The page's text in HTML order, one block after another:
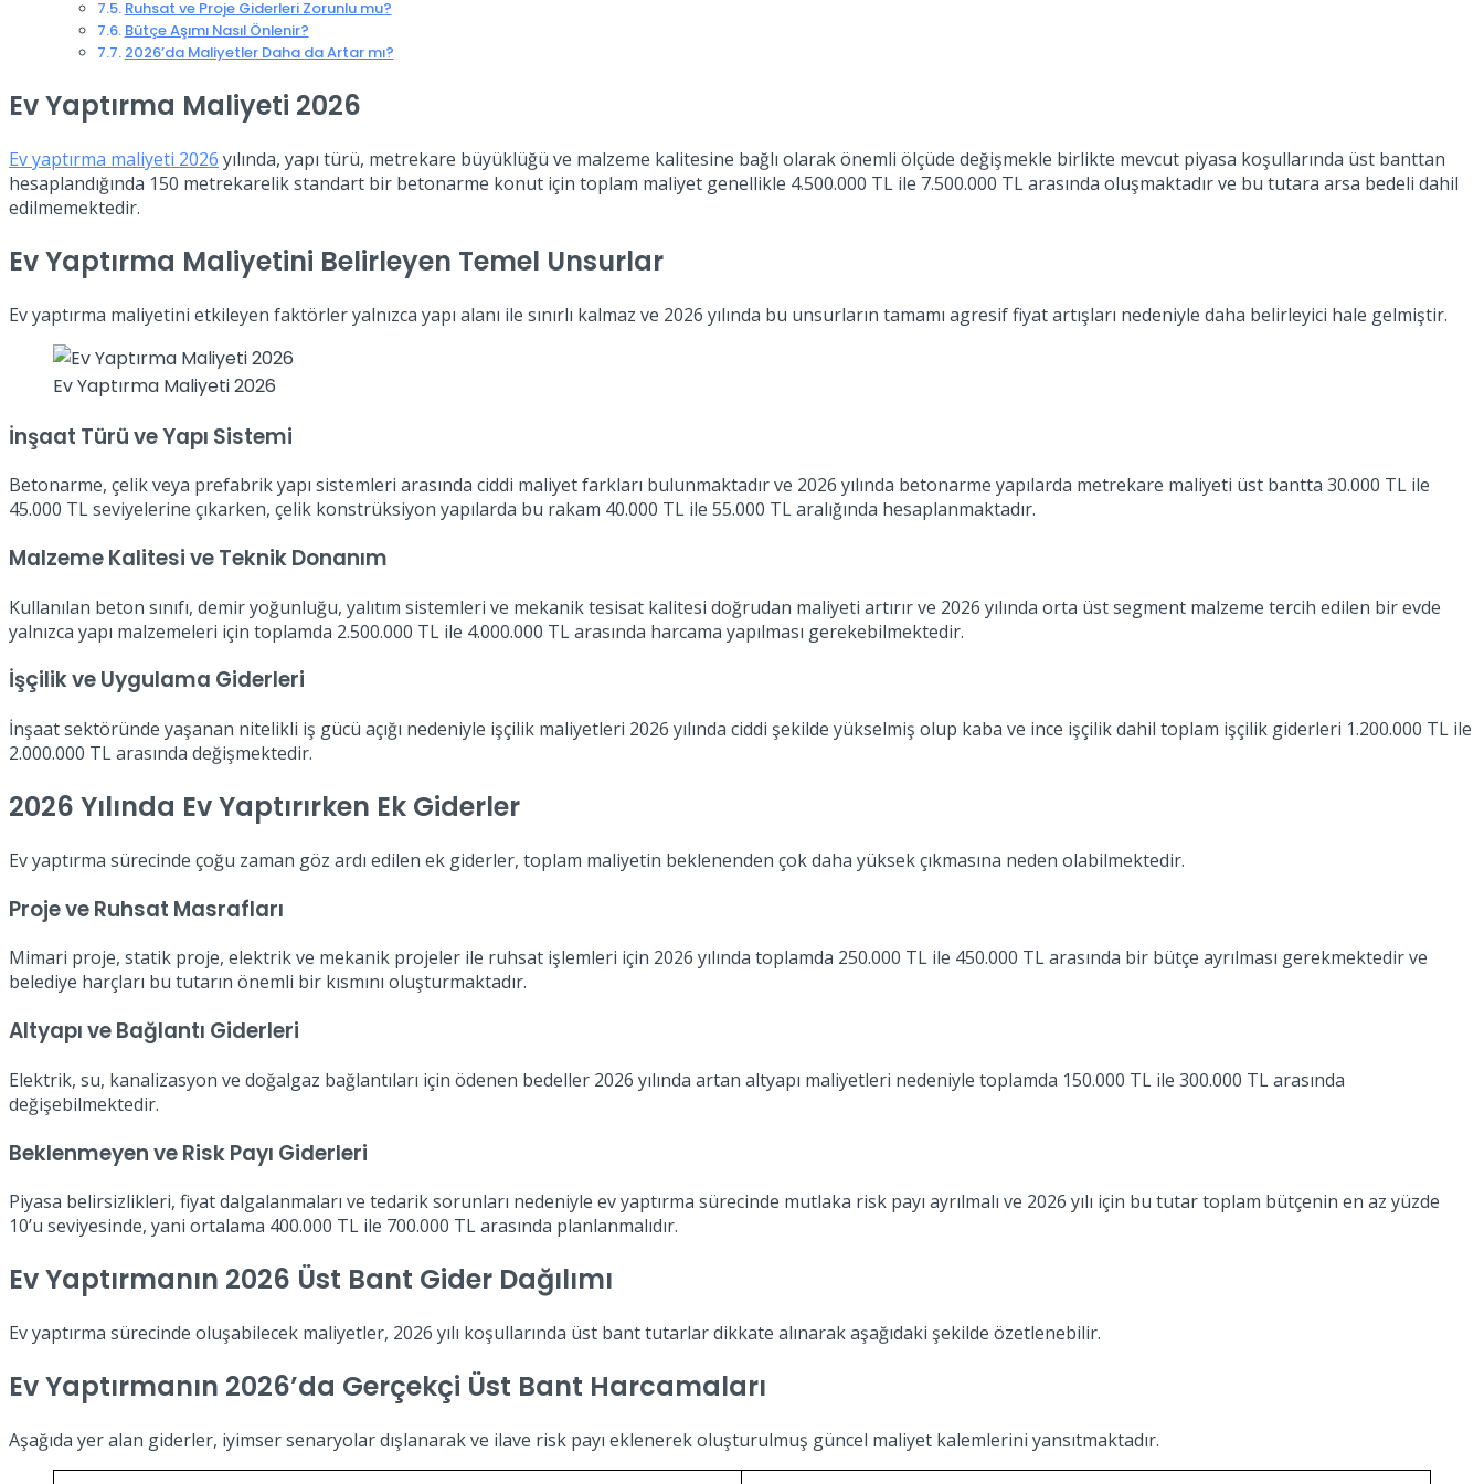
Ruhsat ve Proje Giderleri Zorunlu mu?
Bütçe Aşımı Nasıl Önlenir?
2026’da Maliyetler Daha da Artar mı?
Ev Yaptırma Maliyeti 2026
Ev yaptırma maliyeti 2026 yılında, yapı türü, metrekare büyüklüğü ve malzeme kalitesine bağlı olarak önemli ölçüde değişmekle birlikte mevcut piyasa koşullarında üst banttan
hesaplandığında 150 metrekarelik standart bir betonarme konut için toplam maliyet genellikle 4.500.000 TL ile 7.500.000 TL arasında oluşmaktadır ve bu tutara arsa bedeli dahil
edilmemektedir.
Ev Yaptırma Maliyetini Belirleyen Temel Unsurlar
Ev yaptırma maliyetini etkileyen faktörler yalnızca yapı alanı ile sınırlı kalmaz ve 2026 yılında bu unsurların tamamı agresif fiyat artışları nedeniyle daha belirleyici hale gelmiştir.
Ev Yaptırma Maliyeti 2026
İnşaat Türü ve Yapı Sistemi
Betonarme, çelik veya prefabrik yapı sistemleri arasında ciddi maliyet farkları bulunmaktadır ve 2026 yılında betonarme yapılarda metrekare maliyeti üst bantta 30.000 TL ile
45.000 TL seviyelerine çıkarken, çelik konstrüksiyon yapılarda bu rakam 40.000 TL ile 55.000 TL aralığında hesaplanmaktadır.
Malzeme Kalitesi ve Teknik Donanım
Kullanılan beton sınıfı, demir yoğunluğu, yalıtım sistemleri ve mekanik tesisat kalitesi doğrudan maliyeti artırır ve 2026 yılında orta üst segment malzeme tercih edilen bir evde
yalnızca yapı malzemeleri için toplamda 2.500.000 TL ile 4.000.000 TL arasında harcama yapılması gerekebilmektedir.
İşçilik ve Uygulama Giderleri
İnşaat sektöründe yaşanan nitelikli iş gücü açığı nedeniyle işçilik maliyetleri 2026 yılında ciddi şekilde yükselmiş olup kaba ve ince işçilik dahil toplam işçilik giderleri 1.200.000 TL ile
2.000.000 TL arasında değişmektedir.
2026 Yılında Ev Yaptırırken Ek Giderler
Ev yaptırma sürecinde çoğu zaman göz ardı edilen ek giderler, toplam maliyetin beklenenden çok daha yüksek çıkmasına neden olabilmektedir.
Proje ve Ruhsat Masrafları
Mimari proje, statik proje, elektrik ve mekanik projeler ile ruhsat işlemleri için 2026 yılında toplamda 250.000 TL ile 450.000 TL arasında bir bütçe ayrılması gerekmektedir ve
belediye harçları bu tutarın önemli bir kısmını oluşturmaktadır.
Altyapı ve Bağlantı Giderleri
Elektrik, su, kanalizasyon ve doğalgaz bağlantıları için ödenen bedeller 2026 yılında artan altyapı maliyetleri nedeniyle toplamda 150.000 TL ile 300.000 TL arasında
değişebilmektedir.
Beklenmeyen ve Risk Payı Giderleri
Piyasa belirsizlikleri, fiyat dalgalanmaları ve tedarik sorunları nedeniyle ev yaptırma sürecinde mutlaka risk payı ayrılmalı ve 2026 yılı için bu tutar toplam bütçenin en az yüzde
10’u seviyesinde, yani ortalama 400.000 TL ile 700.000 TL arasında planlanmalıdır.
Ev Yaptırmanın 2026 Üst Bant Gider Dağılımı
Ev yaptırma sürecinde oluşabilecek maliyetler, 2026 yılı koşullarında üst bant tutarlar dikkate alınarak aşağıdaki şekilde özetlenebilir.
Ev Yaptırmanın 2026’da Gerçekçi Üst Bant Harcamaları
Aşağıda yer alan giderler, iyimser senaryolar dışlanarak ve ilave risk payı eklenerek oluşturulmuş güncel maliyet kalemlerini yansıtmaktadır.